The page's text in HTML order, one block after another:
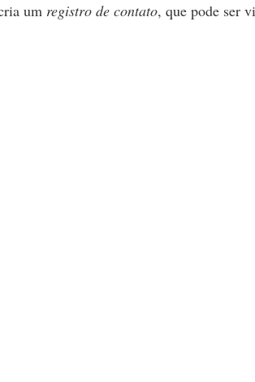
um registro de contato, que pode ser